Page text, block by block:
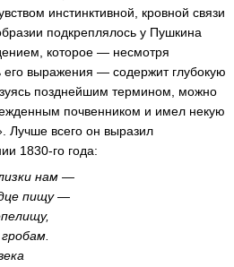
инстинктивной, кровной связи
подкреплялось у Пушкина
которое — несмотря
его выражения — содержит глубокую
позднейшим термином, можно
почвенником и имел некую
Лучше всего он выразил
1830-го года:
нам —
пищу —